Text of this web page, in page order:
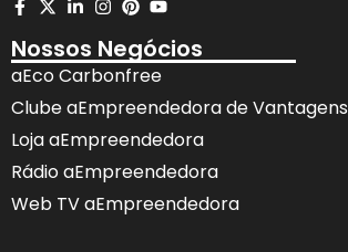
Nossos Negócios
aEco Carbonfree
Clube aEmpreendedora de Vantagens
Loja aEmpreendedora
Rádio aEmpreendedora
Web TV aEmpreendedora